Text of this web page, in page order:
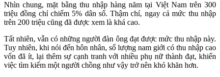
Nhìn chung, mặt bằng thu nhập hàng năm tại Việt Nam trên 300
triệu đồng chỉ chiếm 5% dân số. Thậm chí, ngay cả mức thu nhập
trên 200 triệu cũng đã được xem là khá cao.
Tất nhiên, vẫn có những người đàn ông đạt được mức thu nhập này.
Tuy nhiên, khi nói đến hôn nhân, số lượng nam giới có thu nhập cao
vốn đã ít, lại thêm sự cạnh tranh với nhiều phụ nữ thành đạt, khiến
việc tìm kiếm một người chồng như vậy trở nên khó khăn hơn.